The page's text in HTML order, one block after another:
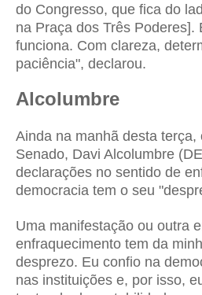
do Congresso, que fica do
na Praça dos Três Poderes].
funciona. Com clareza,
paciência", declarou.
Alcolumbre
Ainda na manhã desta terça,
Senado, Davi Alcolumbre
declarações no sentido de
democracia tem o seu
Uma manifestação ou outra
enfraquecimento tem da
desprezo. Eu confio na
nas instituições e, por isso,